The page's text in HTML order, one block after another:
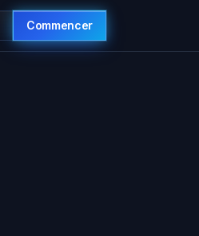
Commencer